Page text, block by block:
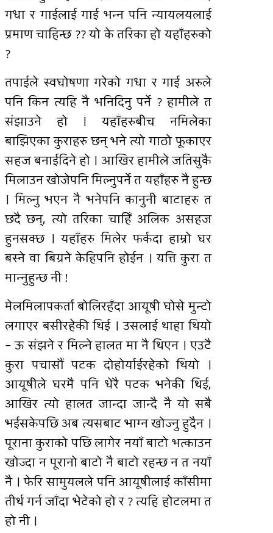
गधा र गाईलाई गाई भन्न पनि न्यायलयलाई
प्रमाण चाहिन्छ ?? यो के तरिका हो यहाँहरुको
?
तपाईले स्वघोषणा गरेको गधा र गाई अरुले
पनि किन त्यहि नै भनिदिनु पर्ने ? हामीले त
संझाउने हो । यहाँहरुबीच नमिलेका
बाझिएका कुराहरु छन् भने त्यो गाठो फूकाएर
सहज बनाईदिने हो । आखिर हामीले जतिसुकै
मिलाउन खोजेपनि मिल्नुपर्ने त यहाँहरु नै हुन्छ
। मिल्नु भएन नै भनेपनि कानुनी बाटाहरु त
छदै छन्, त्यो तरिका चाहिँ अलिक असहज
हुनसक्छ । यहाँहरु मिलेर फर्कदा हाम्रो घर
बस्ने वा बिग्रने केहिपनि होईन । यत्ति कुरा त
मान्नुहुन्छ नी !
मेलमिलापकर्ता बोलिरहँदा आयूषी घोसे मुन्टो
लगाएर बसीरहेकी थिई । उसलाई थाहा थियो
– ऊ संझने र मिल्ने हालत मा नै थिएन । एउटै
कुरा पचासौं पटक दोहोर्याईरहेको थियो ।
आयूषीले घरमै पनि धेरै पटक भनेकी थिई,
आखिर त्यो हालत जान्दा जान्दै नै यो सबै
भईसकेपछि अब त्यसबाट भाग्न खोज्नु हुदैन ।
पूराना कुराको पछि लागेर नयाँ बाटो भत्काउन
खोज्दा न पूरानो बाटो नै बाटो रहन्छ न त नयाँ
नै । फेरि सामुयलले पनि आयूषीलाई काँसीमा
तीर्थ गर्न जाँदा भेटेको हो र ? त्यहि होटलमा त
हो नी ।